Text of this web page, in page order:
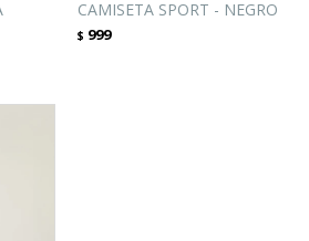
CAMISETA SPORT - NEGRO
$ 999